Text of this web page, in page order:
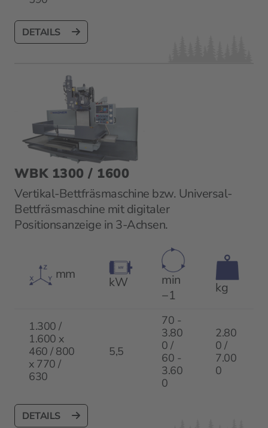
DETAILS
WBK 1300 / 1600
Vertikal-Bettfräsmaschine bzw. Universal-
Bettfräsmaschine mit digitaler
Positionsanzeige in 3-Achsen.
mm
kW
min
−1
kg
1.300 /
1.600 x
460 / 800
x 770 /
630
5,5
70 -
3.80
0 /
60 -
3.60
0
2.80
0 /
7.00
0
DETAILS